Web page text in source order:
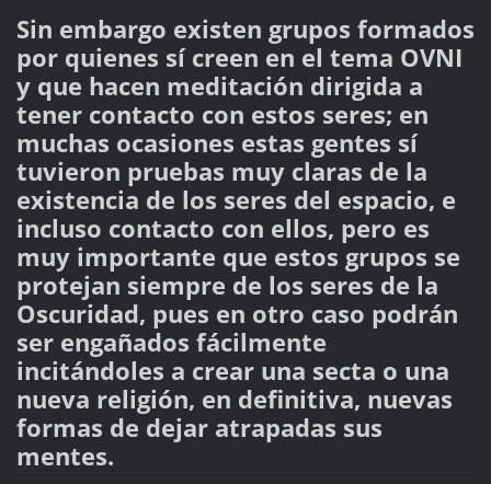
Sin embargo existen grupos formados
por quienes sí creen en el tema OVNI
y que hacen meditación dirigida a
tener contacto con estos seres; en
muchas ocasiones estas gentes sí
tuvieron pruebas muy claras de la
existencia de los seres del espacio, e
incluso contacto con ellos, pero es
muy importante que estos grupos se
protejan siempre de los seres de la
Oscuridad, pues en otro caso podrán
ser engañados fácilmente
incitándoles a crear una secta o una
nueva religión, en definitiva, nuevas
formas de dejar atrapadas sus
mentes.